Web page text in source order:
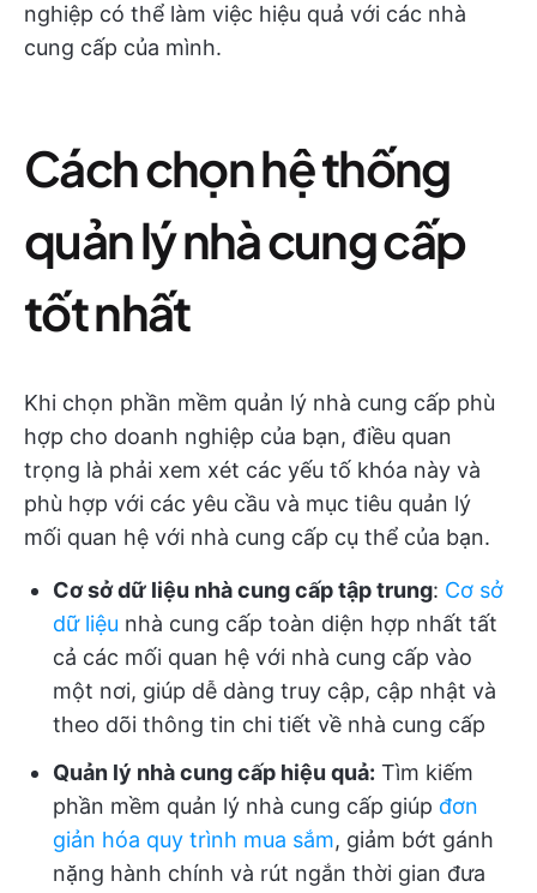
nghiệp có thể làm việc hiệu quả với các nhà
cung cấp của mình.
Cách chọn hệ thống
quản lý nhà cung cấp
tốt nhất
Khi chọn phần mềm quản lý nhà cung cấp phù
hợp cho doanh nghiệp của bạn, điều quan
trọng là phải xem xét các yếu tố khóa này và
phù hợp với các yêu cầu và mục tiêu quản lý
mối quan hệ với nhà cung cấp cụ thể của bạn.
Cơ sở dữ liệu nhà cung cấp tập trung: Cơ sở
dữ liệu nhà cung cấp toàn diện hợp nhất tất
cả các mối quan hệ với nhà cung cấp vào
một nơi, giúp dễ dàng truy cập, cập nhật và
theo dõi thông tin chi tiết về nhà cung cấp
Quản lý nhà cung cấp hiệu quả: Tìm kiếm
phần mềm quản lý nhà cung cấp giúp đơn
giản hóa quy trình mua sắm, giảm bớt gánh
nặng hành chính và rút ngắn thời gian đưa